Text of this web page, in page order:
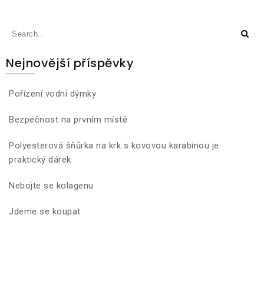
Nejnovější příspěvky
Pořízení vodní dýmky
Bezpečnost na prvním místě
Polyesterová šňůrka na krk s kovovou karabinou je
praktický dárek
Nebojte se kolagenu
Jdeme se koupat